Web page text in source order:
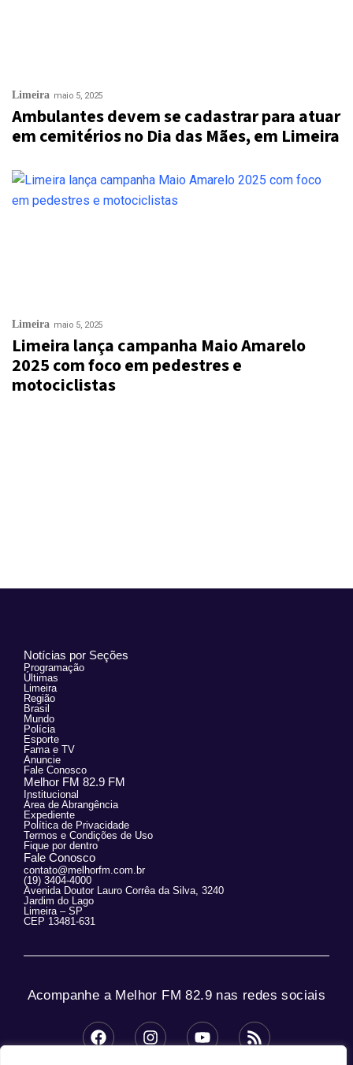
Limeira maio 5, 2025
Ambulantes devem se cadastrar para atuar
em cemitérios no Dia das Mães, em Limeira
Limeira maio 5, 2025
Limeira lança campanha Maio Amarelo
2025 com foco em pedestres e
motociclistas
Notícias por Seções
Programação
Últimas
Limeira
Região
Brasil
Mundo
Polícia
Esporte
Fama e TV
Anuncie
Fale Conosco
Melhor FM 82.9 FM
Institucional
Área de Abrangência
Expediente
Política de Privacidade
Termos e Condições de Uso
Fique por dentro
Fale Conosco
contato@melhorfm.com.br
(19) 3404-4000
Avenida Doutor Lauro Corrêa da Silva, 3240
Jardim do Lago
Limeira – SP
CEP 13481-631
Acompanhe a Melhor FM 82.9 nas redes sociais